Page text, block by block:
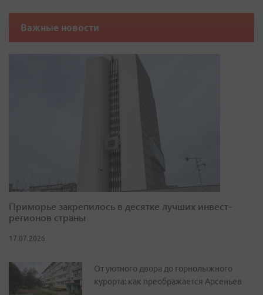
Важные новости
Приморье закрепилось в десятке лучших инвест-
регионов страны
17.07.2026
От уютного двора до горнолыжного
курорта: как преображается Арсеньев